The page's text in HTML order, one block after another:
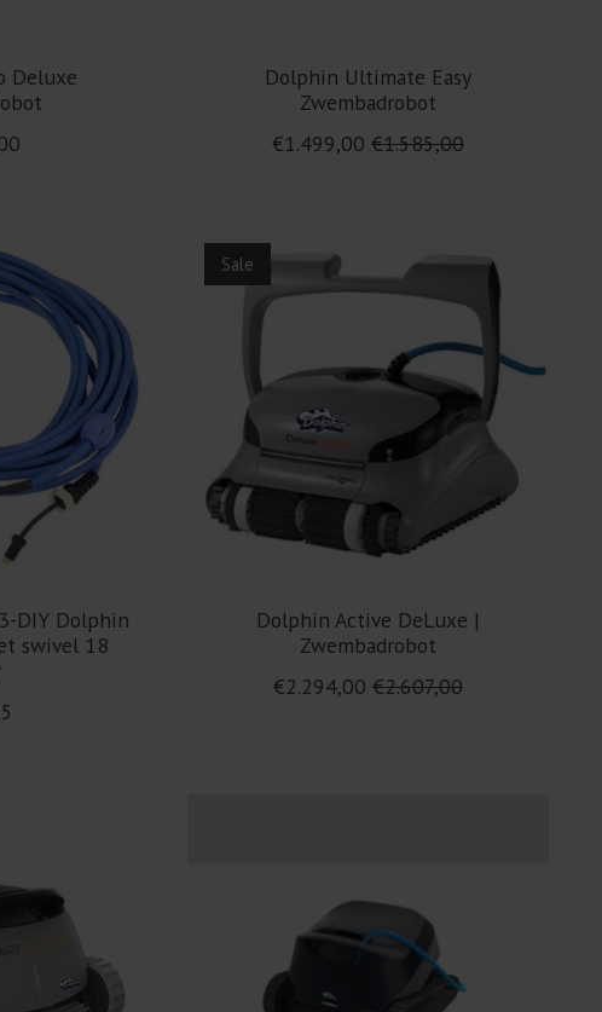
Deluxe
Dolphin Ultimate Easy
Zwembadrobot
€1.499,00 €1.585,00
DIY Dolphin
swivel 18
Sale
Dolphin Active DeLuxe |
Zwembadrobot
€2.294,00 €2.607,00